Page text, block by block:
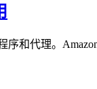
和代理。